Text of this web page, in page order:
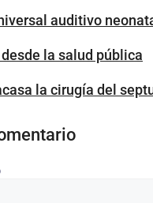
auditivo
la salud pública
la cirugía del